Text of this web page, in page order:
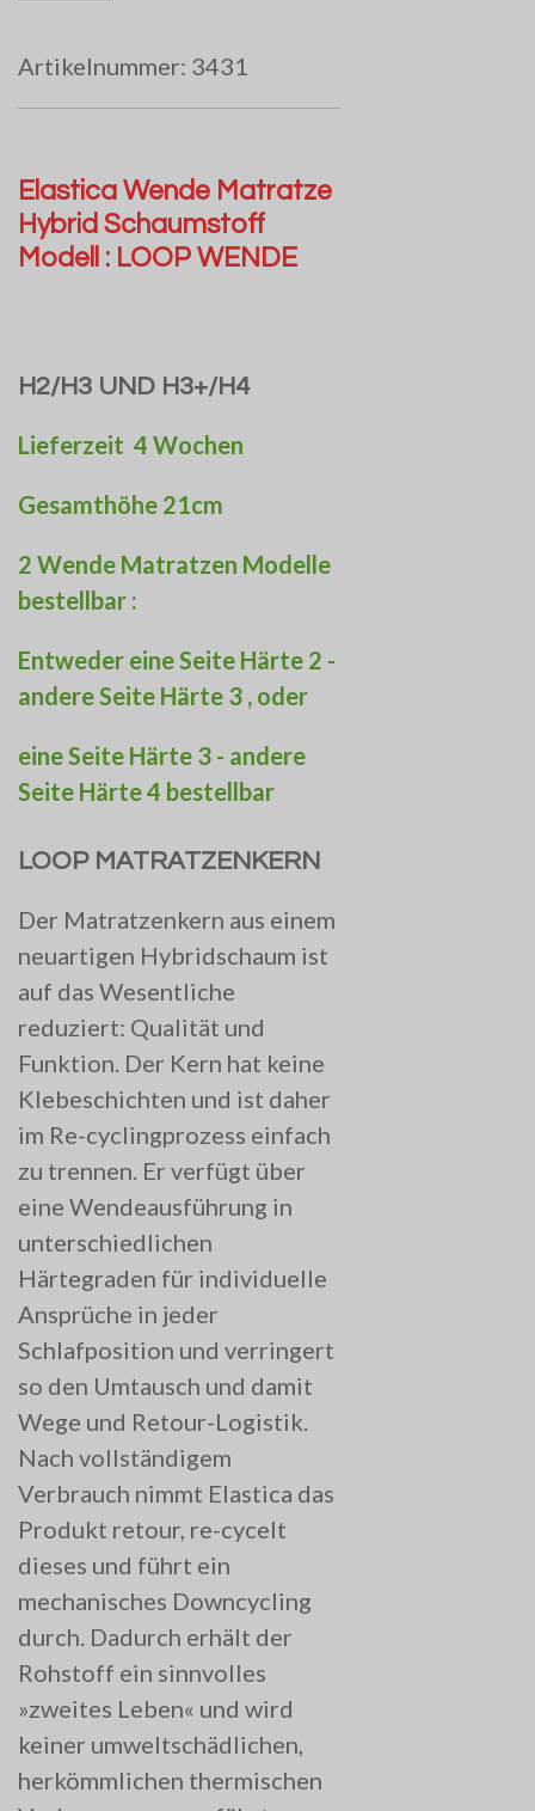
Artikelnummer: 3431
Elastica Wende Matratze
Hybrid Schaumstoff
Modell : LOOP WENDE
H2/H3 UND H3+/H4
Lieferzeit 4 Wochen
Gesamthöhe 21cm
2 Wende Matratzen Modelle
bestellbar :
Entweder eine Seite Härte 2 -
andere Seite Härte 3 , oder
eine Seite Härte 3 - andere
Seite Härte 4 bestellbar
LOOP MATRATZENKERN
Der Matratzenkern aus einem
neuartigen Hybridschaum ist
auf das Wesentliche
reduziert: Qualität und
Funktion. Der Kern hat keine
Klebeschichten und ist daher
im Re-cyclingprozess einfach
zu trennen. Er verfügt über
eine Wendeausführung in
unterschiedlichen
Härtegraden für individuelle
Ansprüche in jeder
Schlafposition und verringert
so den Umtausch und damit
Wege und Retour-Logistik.
Nach vollständigem
Verbrauch nimmt Elastica das
Produkt retour, re-cycelt
dieses und führt ein
mechanisches Downcycling
durch. Dadurch erhält der
Rohstoff ein sinnvolles
»zweites Leben« und wird
keiner umweltschädlichen,
herkömmlichen thermischen